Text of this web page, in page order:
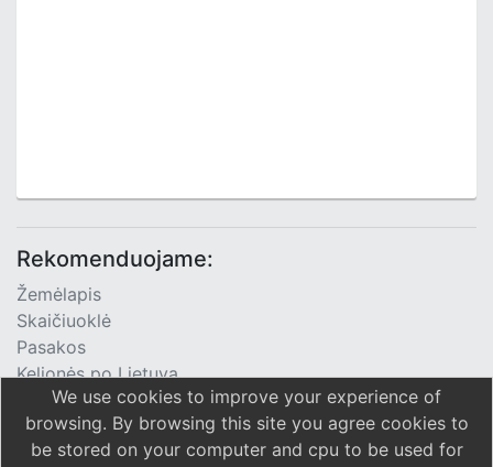
Rekomenduojame:
Žemėlapis
Skaičiuoklė
Pasakos
Kelionės po Lietuvą
TV Programa
We use cookies to improve your experience of
browsing. By browsing this site you agree cookies to
be stored on your computer and cpu to be used for